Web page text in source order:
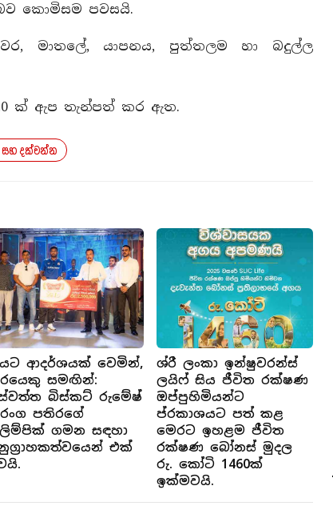
කොමිසම පවසයි.
මාතලේ, යාපනය, පුත්තලම හා බදුල්ල
ක් ඇප තැන්පත් කර ඇත.
සහ දක්වන්න
ආදර්ශයක් වෙමින්,
සමඟින්:
බිස්කට් රුමේෂ්
පතිරගේ
ගමන සඳහා
එක්
ශ්රී ලංකා ඉන්ෂුවරන්ස්
ලයිෆ් සිය ජීවිත රක්ෂණ
ඔප්පුහිමියන්ට
ප්රකාශයට පත් කළ
මෙරට ඉහළම ජීවිත
රක්ෂණ බෝනස් මුදල
රු. කෝටි 1460ක්
ඉක්මවයි.